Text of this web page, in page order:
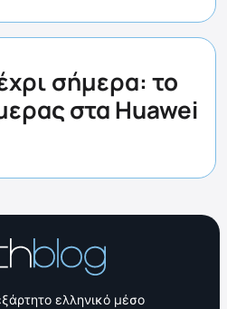
σήμερα: το
στα Huawei
ελληνικό μέσο